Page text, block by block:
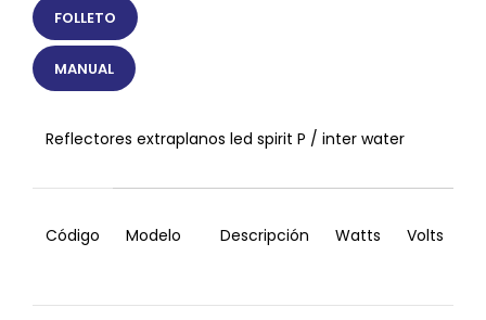
FOLLETO
MANUAL
Reflectores extraplanos led spirit P / inter water
Código Modelo Descripción Watts Volts